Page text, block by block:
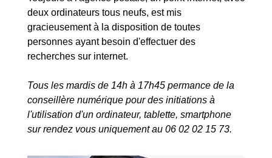
deux ordinateurs tous neufs, est mis
gracieusement à la disposition de toutes
personnes ayant besoin d'effectuer des
recherches sur internet.
Tous les mardis de 14h à 17h45 permance de la
conseillère numérique pour des initiations à
l'utilisation d'un ordinateur, tablette, smartphone
sur rendez vous uniquement au 06 02 02 15 73.